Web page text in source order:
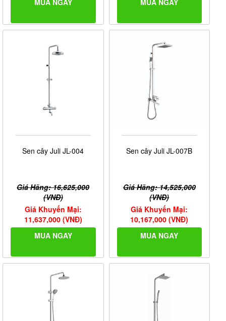
Sen cây Juli JL-004
Giá Hãng: 16,625,000
(VNĐ)
Giá Khuyến Mại:
11,637,000 (VNĐ)
MUA NGAY
Sen cây Juli JL-007B
Giá Hãng: 14,525,000
(VNĐ)
Giá Khuyến Mại:
10,167,000 (VNĐ)
MUA NGAY